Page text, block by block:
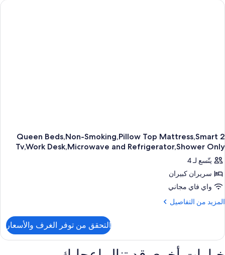
Queen,
2 Queen Beds,Non-Smoking,Pillow Top Mattress,Smart
Tv,Work Desk,Microwave and Refrigerator,Shower Only
يتّسع لـ 4
سريران كبيران
واي فاي مجاني
المزيد من التفاصيل
المزيد
2
Queen
التحقق من توفر الغرف والأسعار